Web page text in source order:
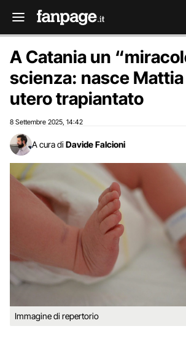
A Catania un
scienza: nasce
utero trapiantato
8 Settembre 2025 14:42
A cura di Davide Falcioni
Immagine di repertorio